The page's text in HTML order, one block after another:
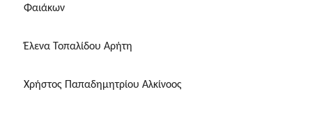
Φαιάκων
Έλενα Τοπαλίδου Αρήτη
Χρήστος Παπαδημητρίου Αλκίνοος